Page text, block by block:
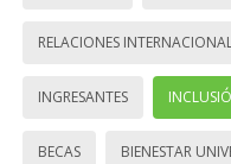
RELACIONES
INGRESANTES
BECAS BIENESTAR